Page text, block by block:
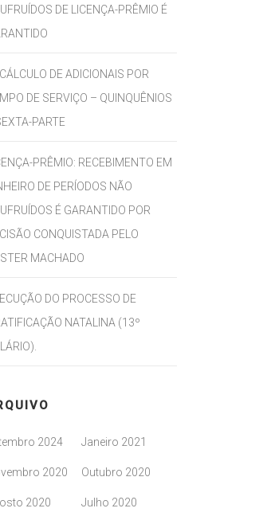
DE LICENÇA-PRÊMIO É
DE ADICIONAIS POR
DE SERVIÇO – QUINQUÊNIOS
PARTE
PRÊMIO: RECEBIMENTO EM
DE PERÍODOS NÃO
É GARANTIDO POR
CONQUISTADA PELO
MACHADO
DO PROCESSO DE
NATALINA (13º
2024 Janeiro 2021
2020 Outubro 2020
2020 Julho 2020